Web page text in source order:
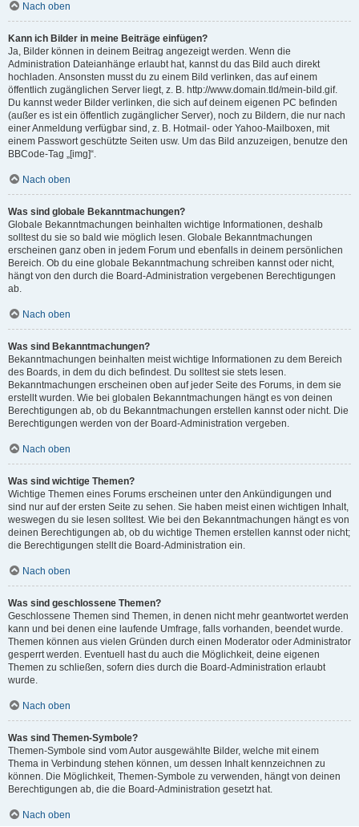
Nach oben
Kann ich Bilder in meine Beiträge einfügen?
Ja, Bilder können in deinem Beitrag angezeigt werden. Wenn die
Administration Dateianhänge erlaubt hat, kannst du das Bild auch direkt
hochladen. Ansonsten musst du zu einem Bild verlinken, das auf einem
öffentlich zugänglichen Server liegt, z. B. http://www.domain.tld/mein-bild.gif.
Du kannst weder Bilder verlinken, die sich auf deinem eigenen PC befinden
(außer es ist ein öffentlich zugänglicher Server), noch zu Bildern, die nur nach
einer Anmeldung verfügbar sind, z. B. Hotmail- oder Yahoo-Mailboxen, mit
einem Passwort geschützte Seiten usw. Um das Bild anzuzeigen, benutze den
BBCode-Tag „[img]“.
Nach oben
Was sind globale Bekanntmachungen?
Globale Bekanntmachungen beinhalten wichtige Informationen, deshalb
solltest du sie so bald wie möglich lesen. Globale Bekanntmachungen
erscheinen ganz oben in jedem Forum und ebenfalls in deinem persönlichen
Bereich. Ob du eine globale Bekanntmachung schreiben kannst oder nicht,
hängt von den durch die Board-Administration vergebenen Berechtigungen
ab.
Nach oben
Was sind Bekanntmachungen?
Bekanntmachungen beinhalten meist wichtige Informationen zu dem Bereich
des Boards, in dem du dich befindest. Du solltest sie stets lesen.
Bekanntmachungen erscheinen oben auf jeder Seite des Forums, in dem sie
erstellt wurden. Wie bei globalen Bekanntmachungen hängt es von deinen
Berechtigungen ab, ob du Bekanntmachungen erstellen kannst oder nicht. Die
Berechtigungen werden von der Board-Administration vergeben.
Nach oben
Was sind wichtige Themen?
Wichtige Themen eines Forums erscheinen unter den Ankündigungen und
sind nur auf der ersten Seite zu sehen. Sie haben meist einen wichtigen Inhalt,
weswegen du sie lesen solltest. Wie bei den Bekanntmachungen hängt es von
deinen Berechtigungen ab, ob du wichtige Themen erstellen kannst oder nicht;
die Berechtigungen stellt die Board-Administration ein.
Nach oben
Was sind geschlossene Themen?
Geschlossene Themen sind Themen, in denen nicht mehr geantwortet werden
kann und bei denen eine laufende Umfrage, falls vorhanden, beendet wurde.
Themen können aus vielen Gründen durch einen Moderator oder Administrator
gesperrt werden. Eventuell hast du auch die Möglichkeit, deine eigenen
Themen zu schließen, sofern dies durch die Board-Administration erlaubt
wurde.
Nach oben
Was sind Themen-Symbole?
Themen-Symbole sind vom Autor ausgewählte Bilder, welche mit einem
Thema in Verbindung stehen können, um dessen Inhalt kennzeichnen zu
können. Die Möglichkeit, Themen-Symbole zu verwenden, hängt von deinen
Berechtigungen ab, die die Board-Administration gesetzt hat.
Nach oben